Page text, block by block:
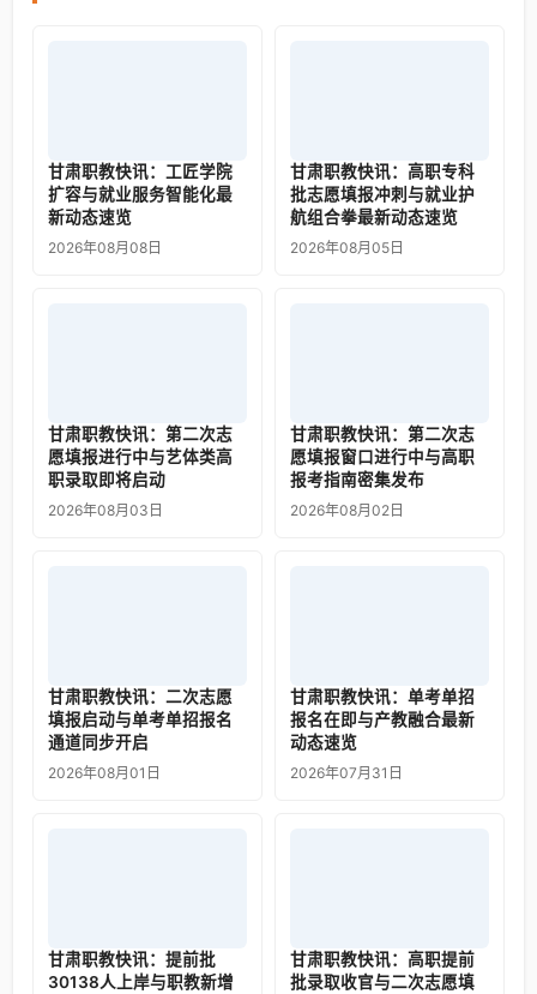
甘肃职教快讯：工匠学院
扩容与就业服务智能化最
新动态速览
2026年08月08日
甘肃职教快讯：高职专科
批志愿填报冲刺与就业护
航组合拳最新动态速览
2026年08月05日
甘肃职教快讯：第二次志
愿填报进行中与艺体类高
职录取即将启动
2026年08月03日
甘肃职教快讯：第二次志
愿填报窗口进行中与高职
报考指南密集发布
2026年08月02日
甘肃职教快讯：二次志愿
填报启动与单考单招报名
通道同步开启
2026年08月01日
甘肃职教快讯：单考单招
报名在即与产教融合最新
动态速览
2026年07月31日
甘肃职教快讯：提前批
30138人上岸与职教新增
甘肃职教快讯：高职提前
批录取收官与二次志愿填